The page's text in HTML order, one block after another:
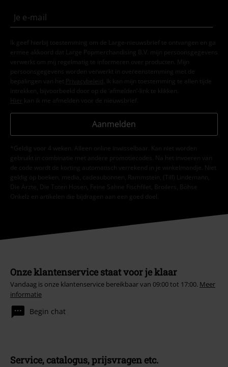
Ik geef hierbij toestemming om de Large-nieuwsbrief te ontvangen en ga
ermee akkoord dat Large Popmerchandising B.V. mijn persoonsgegevens
verwerkt om mij regelmatig te informeren over producten. Mijn
persoonsgegevens worden verwerkt in overeenstemming met de
bepalingen van het
Privacybeleid . Ik kan mijn toestemming te allen tijde
intrekken, bijvoorbeeld door op de ‘afmelden’-link te klikken.
Hier kan ik me afmelden voor de nieuwsbrief.
Aanmelden
*Geldig voor 4 weken. Alleen online inwisselbaar. Kan niet worden
gebruikt in combinatie met andere promotiecodes. Na het invoeren van
de code wordt de korting automatisch verrekend in je winkelmandje. Niet
geldig op boeken, media, cadeaubonnen, Rammstein, (Till) Lindemann,
Die Ärzte, Die Toten Hosen, Feine Sahne Fischfilet, Broilers, Böhse
Onkelz en artikelen die bijdragen aan een goed doel.
Onze klantenservice staat voor je klaar
Vandaag is onze klantenservice bereikbaar van 09:00 tot 17:00. Meer
informatie
Begin chat
Service, catalogus, prijsvragen etc.